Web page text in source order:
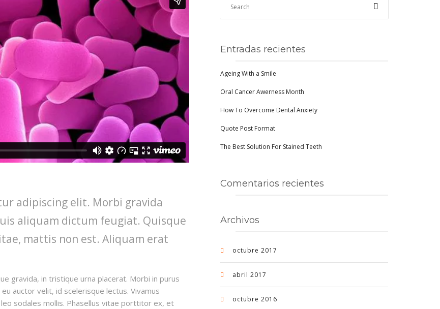
adipiscing elit. Morbi gravida
aliquam dictum feugiat. Quisque
mattis non est. Aliquam erat
gravida, in tristique urna placerat. Morbi in purus
auctor velit, id scelerisque lectus. Vivamus
sodales mollis. Phasellus vitae porttitor ex, et
Entradas recientes
Ageing With a Smile
Oral Cancer Awerness Month
How To Overcome Dental Anxiety
Quote Post Format
The Best Solution For Stained Teeth
Comentarios recientes
Archivos
octubre 2017
abril 2017
octubre 2016